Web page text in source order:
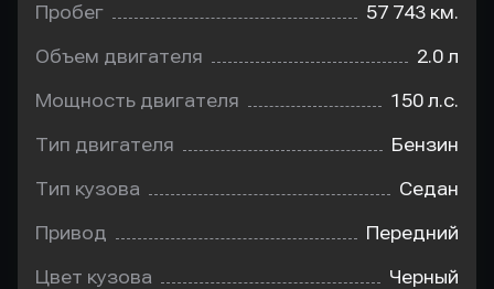
Пробег 57 743 км.
Объем двигателя 2.0 л
Мощность двигателя 150 л.с.
Тип двигателя Бензин
Тип кузова Седан
Привод Передний
Цвет кузова Черный